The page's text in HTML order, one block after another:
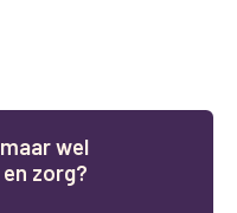
maarwel
en zorg?